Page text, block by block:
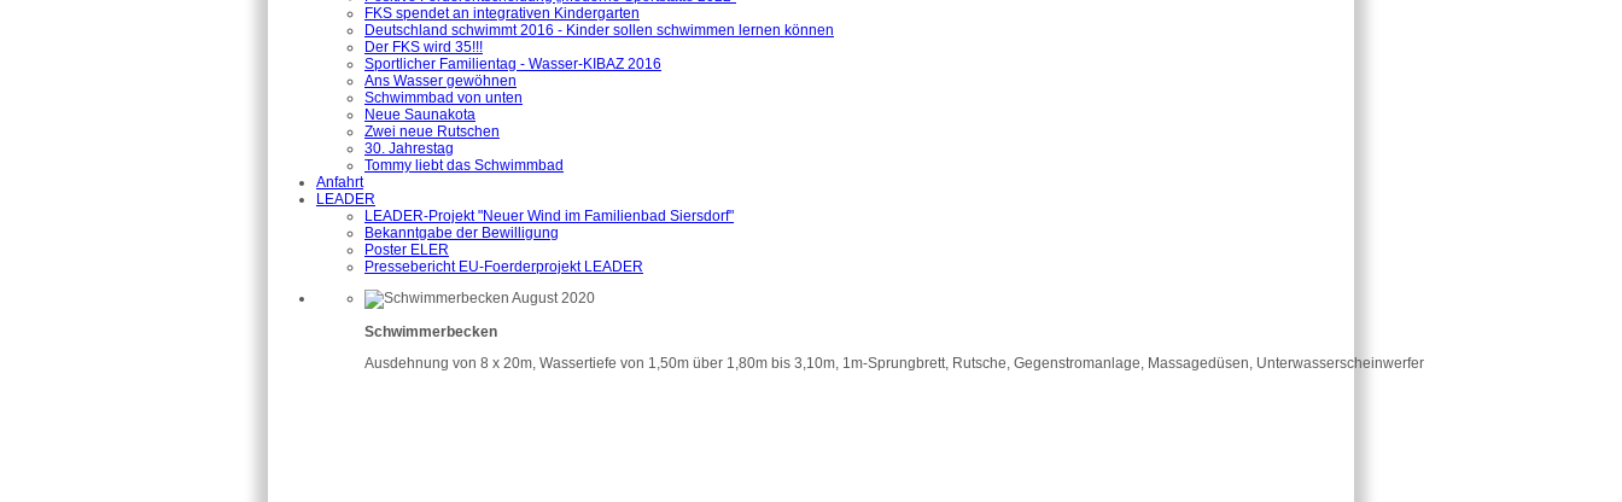
FKS spendet an integrativen Kindergarten
Deutschland schwimmt 2016 - Kinder sollen schwimmen lernen können
Der FKS wird 35!!!
Sportlicher Familientag - Wasser-KIBAZ 2016
Ans Wasser gewöhnen
Schwimmbad von unten
Neue Saunakota
Zwei neue Rutschen
30. Jahrestag
Tommy liebt das Schwimmbad
Anfahrt
LEADER
LEADER-Projekt "Neuer Wind im Familienbad Siersdorf"
Bekanntgabe der Bewilligung
Poster ELER
Pressebericht EU-Foerderprojekt LEADER
Schwimmerbecken
Ausdehnung von 8 x 20m, Wassertiefe von 1,50m über 1,80m bis 3,10m, 1m-Sprungbrett, Rutsche, Gegenstromanlage, Massagedüsen, Unterwasserscheinwerfer